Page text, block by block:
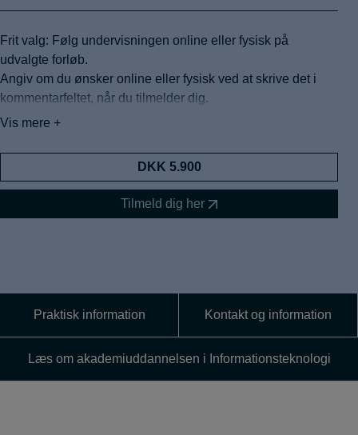
Vis mere +
Frit valg: Følg undervisningen online eller fysisk på
udvalgte forløb.
Angiv om du ønsker online eller fysisk ved at skrive det i
kommentarfeltet, når du tilmelder dig.
De udvalgte hybridundervisningsforløb muliggør at
informationsteknologi.
I tilmeldingsboksen er forløbene markeret med hybrid
undervisning, og du kan se, om den fysiske undervisning
ligger i Randers, Aarhus, Kolding eller Herning.
DKK 5.900
Tilmeld dig her
Praktisk information Kontakt og information
Læs om akademiuddannelsen i Informationsteknologi